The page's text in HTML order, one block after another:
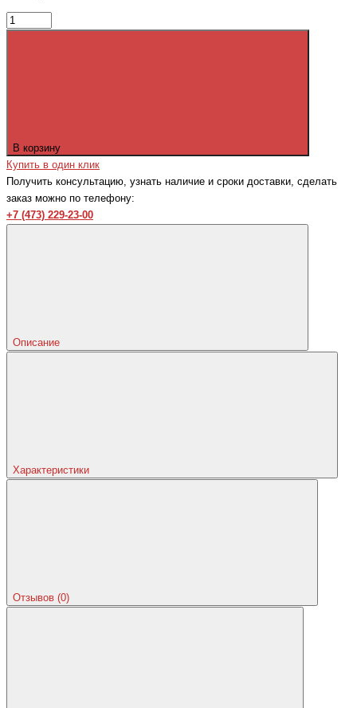
В корзину
Купить в один клик
Получить консультацию, узнать наличие и сроки доставки, сделать
заказ можно по телефону:
+7 (473) 229-23-00
Описание
Характеристики
Отзывов (0)